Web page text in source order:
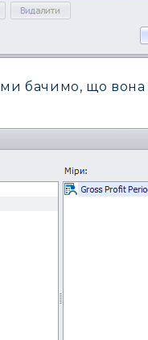
ми бачимо, що вона